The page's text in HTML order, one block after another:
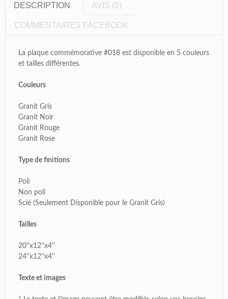
DESCRIPTION AVIS (0)
COMMENTAIRES FACEBOOK
La plaque commémorative #018 est disponible en 5 couleurs
et tailles différentes.
Couleurs
Granit Gris
Granit Noir
Granit Rouge
Granit Rose
Type de finitions
Poli
Non poli
Scié (Seulement Disponible pour le Granit Gris)
Tailles
20''x12''x4''
24''x12''x4''
Texte et images